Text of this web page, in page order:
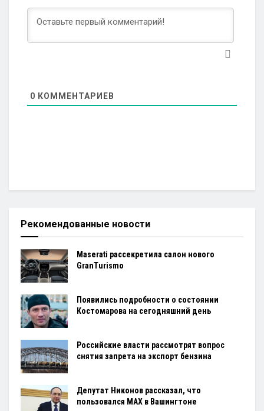
0 КОММЕНТАРИЕВ
Рекомендованные новости
Maserati рассекретила салон нового
GranTurismo
Появились подробности о состоянии
Костомарова на сегодняшний день
Российские власти рассмотрят вопрос
снятия запрета на экспорт бензина
Депутат Никонов рассказал, что
пользовался МAX в Вашингтоне